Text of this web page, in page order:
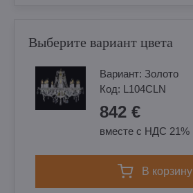
Выберите вариант цвета
Вариант: Золотo
Код: L104CLN
842 €
вместе с НДС 21%
в корзину